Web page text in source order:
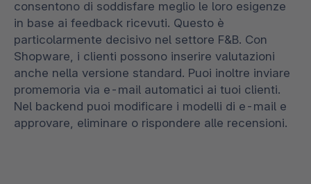
consentono di soddisfare meglio le loro esigenze
in base ai feedback ricevuti. Questo è
particolarmente decisivo nel settore F&B. Con
Shopware, i clienti possono inserire valutazioni
anche nella versione standard. Puoi inoltre inviare
promemoria via e-mail automatici ai tuoi clienti.
Nel backend puoi modificare i modelli di e-mail e
approvare, eliminare o rispondere alle recensioni.